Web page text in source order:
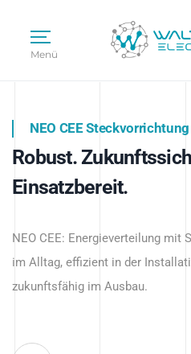
Menü
Intelligente
NEO CEE Steckvorrichtung
Robust.
Einsatzbereit.
NEO CEE: Energieverteilung mit
im Alltag, effizient in der
zukunftsfähig im Ausbau.
Intelligenz trifft
Anwendungen – robust, IP-
zukunftsfähig.